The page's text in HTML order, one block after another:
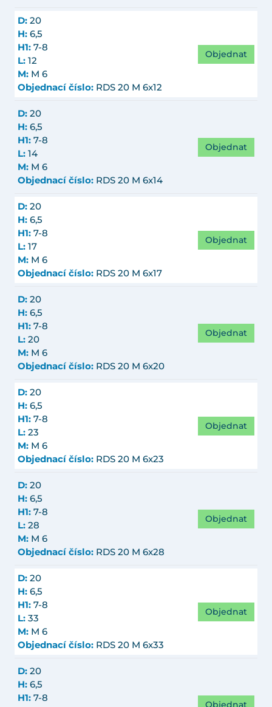
D: 20
H: 6,5
H1: 7-8
L: 12
M: M 6
Objednací číslo: RDS 20 M 6x12
Objednat
D: 20
H: 6,5
H1: 7-8
L: 14
M: M 6
Objednací číslo: RDS 20 M 6x14
Objednat
D: 20
H: 6,5
H1: 7-8
L: 17
M: M 6
Objednací číslo: RDS 20 M 6x17
Objednat
D: 20
H: 6,5
H1: 7-8
L: 20
M: M 6
Objednací číslo: RDS 20 M 6x20
Objednat
D: 20
H: 6,5
H1: 7-8
L: 23
M: M 6
Objednací číslo: RDS 20 M 6x23
Objednat
D: 20
H: 6,5
H1: 7-8
L: 28
M: M 6
Objednací číslo: RDS 20 M 6x28
Objednat
D: 20
H: 6,5
H1: 7-8
L: 33
M: M 6
Objednací číslo: RDS 20 M 6x33
Objednat
D: 20
H: 6,5
H1: 7-8
Objednat